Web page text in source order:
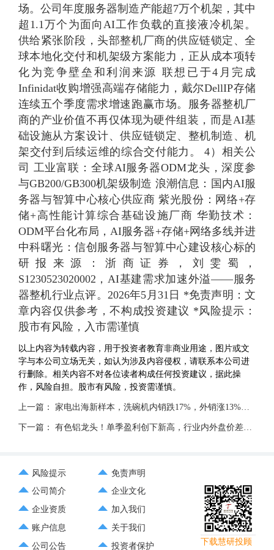
场。公司年度服务器制造产能超7万个机架，其中
超1.1万个为面向AI工作负载的直接液冷机架。
供给紧张阶段，头部整机厂商的供应链锁定、全
球本地化交付和机架级方案能力，正从成本项转
化为竞争壁垒和利润来源 联想已于4月完成
Infinidat收购增强高端存储能力，戴尔DellIP存储
连续五个季度需求增速跑赢市场。服务器整机厂
商的产业价值不再仅体现为硬件组装，而是AI基
础设施从方案设计、供应链锁定、整机制造、机
架交付到后续运维的综合交付能力。 4）相关公
司 工业富联：全球AI服务器ODM龙头，深度参
与GB200/GB300机架级制造 浪潮信息：国内AI服
务器与智算中心核心供应商 紫光股份：网络+存
储+高性能计算综合基础设施厂商 华勤技术：
ODM平台化布局，AI服务器+存储+网络多线并进
中科曙光：信创服务器与智算中心建设核心标的
研报来源：浙商证券，刘雯蜀，
S1230523020002，AI基建需求加速外溢——服务
器整机行业点评。2026年5月31日 *免责声明：文
章内容仅供参考，不构成投资建议 *风险提示：
股市有风险，入市需谨慎
以上内容为转载内容，用于投资者教育非商业用途，图片或文
字与本公司立场无关，如认为涉及内容侵权，请联系本公司进
行删除。相关内容不对各位读者构成任何投资建议，据此操
作，风险自担。股市有风险，投资需谨慎。
上一篇： 家电出海新样本，洗碗机内销跌17%，外销涨13%，哪些龙头能突围？
下一篇： 有色铝龙头！单季盈利创下新高，行业内外盘价差接近历史极值，充分受益出口需求加速——0602评级日报
风险提示
免责声明
公司简介
企业文化
企业资质
加入我们
账户信息
关于我们
公司公告
投资者保护
下载慧研投顾